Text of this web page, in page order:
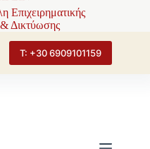
Επιχειρηματικής
Δικτύωσης
Τ: +30 6909101159